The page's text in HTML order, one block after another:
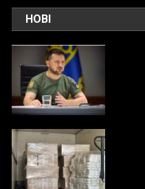
НОВІ